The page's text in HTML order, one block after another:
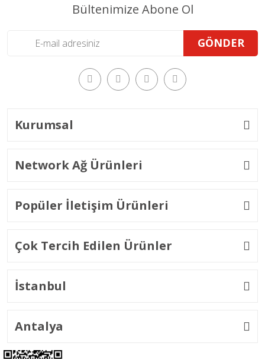
Bültenimize Abone Ol
GÖNDER
Kurumsal
Network Ağ Ürünleri
Popüler İletişim Ürünleri
Çok Tercih Edilen Ürünler
İstanbul
Antalya